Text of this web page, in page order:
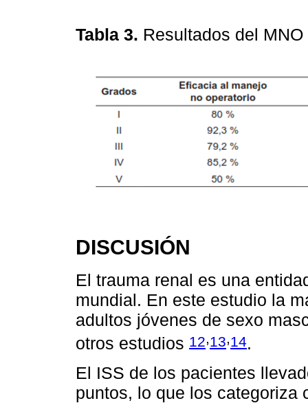
Tabla 3. Resultados del
DISCUSIÓN
El trauma renal es una
mundial. En este estudio la
adultos jóvenes de sexo
otros estudios 12,13,14.
El ISS de los pacientes
puntos, lo que los categoriza